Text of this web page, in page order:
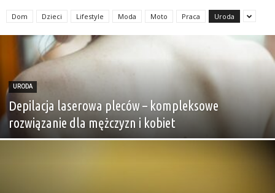
Dom Dzieci Lifestyle Moda Moto Praca Uroda
URODA
Depilacja laserowa pleców – kompleksowe
rozwiązanie dla mężczyzn i kobiet